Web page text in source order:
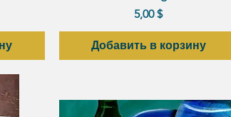
Цена
5,00 $
Добавить в корзину